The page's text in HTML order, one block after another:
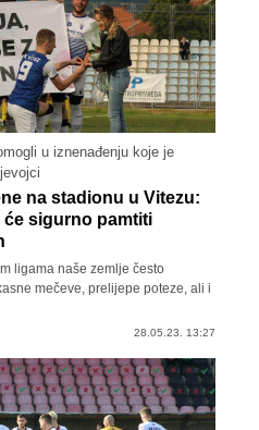
u iznenađenju koje je
na stadionu u Vitezu:
će sigurno pamtiti
ligama naše zemlje često
mečeve, prelijepe poteze, ali i
28.05.23. 13:27